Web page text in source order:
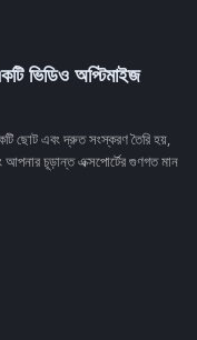
ভিডিও অপ্টিমাইজ
ছোট এবং দ্রুত সংস্করণ তৈরি হয়,
আপনার চূড়ান্ত এক্সপোর্টের গুণগত মান